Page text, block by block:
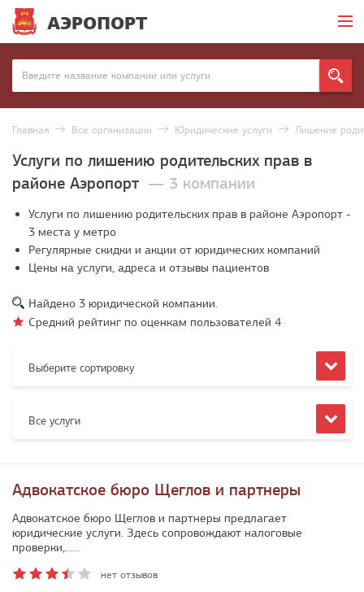
АЭРОПОРТ
Главная Все организации Юридические услуги Лишение
Услуги по лишению родительских прав в
районе Аэропорт — 3 компании
Услуги по лишению родительских прав в районе Аэропорт -
3 места у метро
Регулярные скидки и акции от юридических компаний
Цены на услуги, адреса и отзывы пациентов
Найдено 3 юридической компании.
Средний рейтинг по оценкам пользователей 4
Выберите сортировку
Все услуги
Адвокатское бюро Щеглов и партнеры
Адвокатское бюро Щеглов и партнеры предлагает
юридические услуги. Здесь сопровождают налоговые
проверки,…...
нет отзывов